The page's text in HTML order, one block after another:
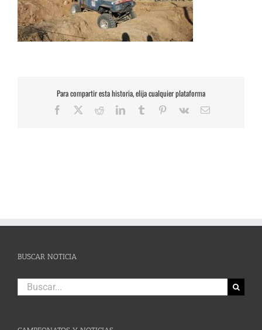
Para compartir esta historia, elija cualquier plataforma
Facebook RedditLinkedInTumblr Pinterest
Vk
Correo
BUSCAR NOTICIA
Buscar: